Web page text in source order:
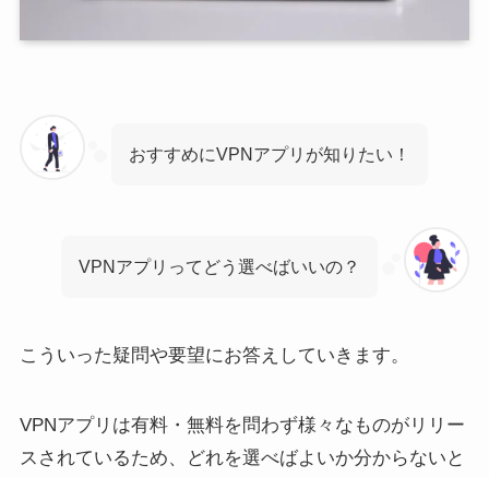
おすすめにVPNアプリが知りたい！
VPNアプリってどう選べばいいの？
こういった疑問や要望にお答えしていきます。
VPNアプリは有料・無料を問わず様々なものがリリー
スされているため、どれを選べばよいか分からないと